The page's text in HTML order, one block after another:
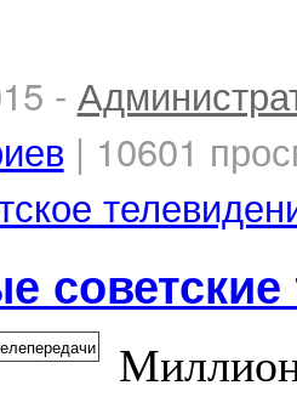
-
| 10601
советские